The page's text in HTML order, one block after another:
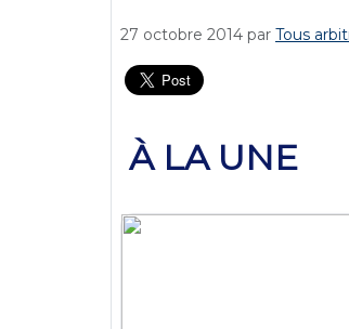
27 octobre 2014 par Tous
À LA UNE